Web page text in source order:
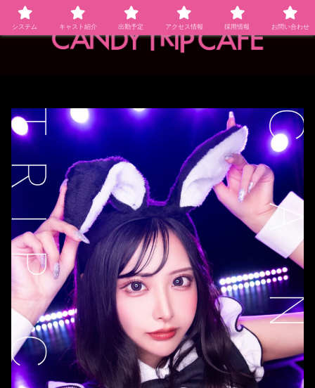
システム キャスト紹介 出勤予定 アクセス情報 採用情報 お問い合わせ